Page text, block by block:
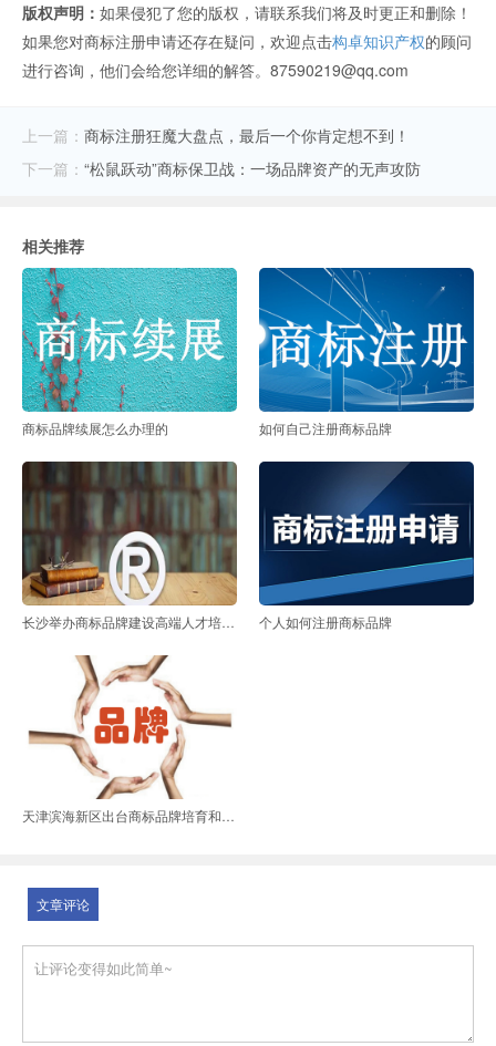
版权声明： 如果侵犯了您的版权，请联系我们将及时更正和删除！
如果您对商标注册申请还存在疑问，欢迎点击构卓知识产权的顾问
进行咨询，他们会给您详细的解答。87590219@qq.com
上一篇： 商标注册狂魔大盘点，最后一个你肯定想不到！
下一篇： “松鼠跃动”商标保卫战：一场品牌资产的无声攻防
相关推荐
商标品牌续展怎么办理的 如何自己注册商标品牌
长沙举办商标品牌建设高端人才培训班 个人如何注册商标品牌
天津滨海新区出台商标品牌培育和保护措施
文章评论